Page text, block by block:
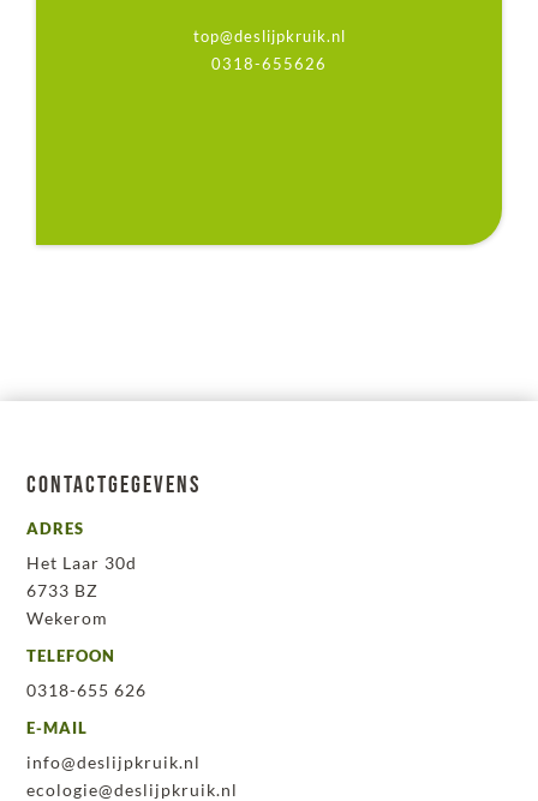
top@deslijpkruik.nl
0318-655626
top@deslijpkruik.nl
Contactgegevens
ADRES
Het Laar 30d
6733 BZ
Wekerom
TELEFOON
0318-655 626
E-MAIL
info@deslijpkruik.nl
ecologie@deslijpkruik.nl